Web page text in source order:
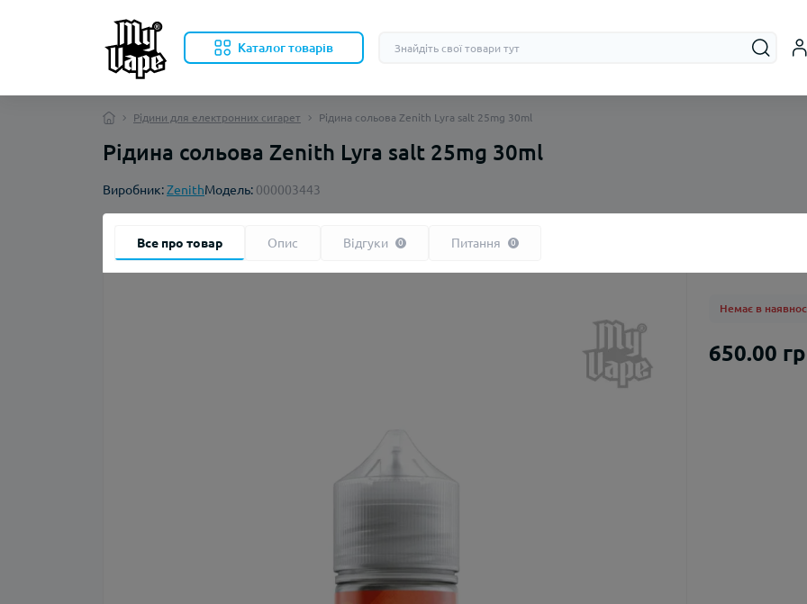
Каталог товарів
Рідини для електронних сигарет Рідина сольова Zenith Lyra salt 25mg 30ml
Рідина сольова Zenith Lyra salt 25mg 30ml
Виробник:ZenithМодель: 000003443
Все про товар Опис Відгуки 0 Питання 0
Немає в
650.00